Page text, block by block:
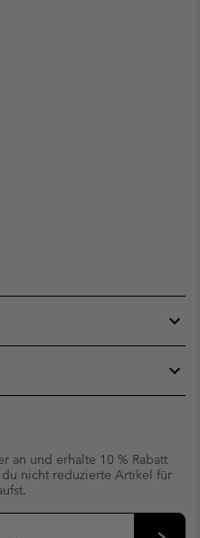
an und erhalte 10 % Rabatt
nicht reduzierte Artikel für